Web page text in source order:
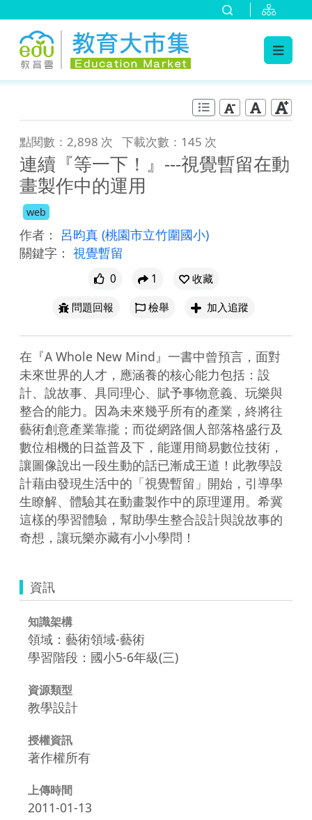
點閱數：2,898 次 下載次數：145 次
連續『等一下！』---視覺暫留在動
畫製作中的運用
web
作者： 呂昀真 (桃園市立竹圍國小)
關鍵字： 視覺暫留
0 1
收藏
問題回報
檢舉 加入追蹤
在『A Whole New Mind』一書中曾預言，面對
未來世界的人才，應涵養的核心能力包括：設
計、說故事、具同理心、賦予事物意義、玩樂與
整合的能力。因為未來幾乎所有的產業，終將往
藝術創意產業靠攏；而從網路個人部落格盛行及
數位相機的日益普及下，能運用簡易數位技術，
讓圖像說出一段生動的話已漸成王道！此教學設
計藉由發現生活中的「視覺暫留」開始，引導學
生瞭解、體驗其在動畫製作中的原理運用。希冀
這樣的學習體驗，幫助學生整合設計與說故事的
奇想，讓玩樂亦藏有小小學問！
資訊
知識架構
領域：藝術領域-藝術
學習階段：國小5-6年級(三)
資源類型
教學設計
授權資訊
著作權所有
上傳時間
2011-01-13